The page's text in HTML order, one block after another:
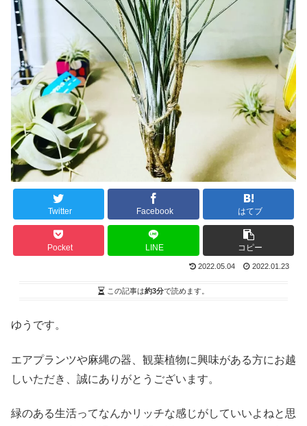
Twitter Facebook はてブ
Pocket LINE コピー
2022.05.04 2022.01.23
この記事は約3分で読めます。
ゆうです。
エアプランツや麻縄の器、観葉植物に興味がある方にお越
しいただき、誠にありがとうございます。
緑のある生活ってなんかリッチな感じがしていいよねと思